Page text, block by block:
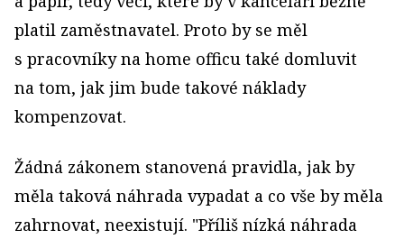
platil zaměstnavatel. Proto by se měl
s pracovníky na home officu také domluvit
na tom, jak jim bude takové náklady
kompenzovat.
Žádná zákonem stanovená pravidla, jak by
měla taková náhrada vypadat a co vše by měla
zahrnovat, neexistují. "Příliš nízká náhrada